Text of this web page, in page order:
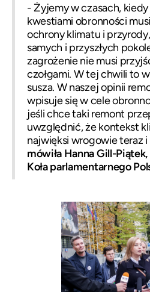
- Żyjemy w czasach,
kwestiami obronności
ochrony klimatu i
samych i przyszłych
zagrożenie nie musi
czołgami. W tej chwili to
susza. W naszej opinii
wpisuje się w cele
jeśli chce taki remont
uwzględnić, że kontekst
najwięksi wrogowie teraz i
mówiła Hanna Gill-
Koła parlamentarnego